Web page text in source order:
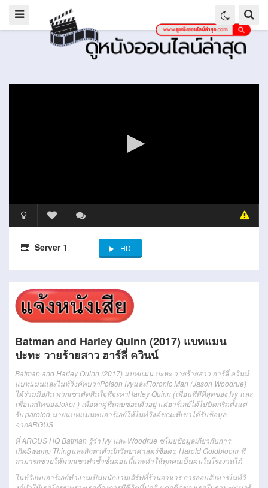
Server 1 HD
Batman and Harley Quinn (2017) แบทแมน
ปะทะ วายร้ายสาว ฮาร์ลี่ ควินน์
Batman and Harley Quinn (2017) แบทแมน ปะทะ วายร้ายสาว ฮาร์ลี่ ควินน์
แบทแมนและไนท์วิงค์พบว่าPoison IvyและFloronic Man (Jason Woodrue)
ได้ร่วมมือกัน พวกเขาตัดสินใจที่จะหาHarley Quinn (เพื่อนที่ดีที่สุดของ Ivy และ
เพื่อนสนิทของJoker ) เพื่อหาคู่ที่หลบซ่อนตัวอยู่ แต่ฮาร์เลย์ได้ไปปิดกริดตั้งแต่
รับ paroled นายแบทแมนพบฮาร์เลย์ให้ไนท์วิงค์ขณะที่เขาได้รับข้อมูล
จากARGUS
ที่ ARGUS HQ Batman รู้ว่า Ivy และ Woodrue ขโมยข้อมูลเกี่ยวกับการ
เกิดSwamp Thingและลักพาตัวนักวิทยาศาสตร์ชื่อดร. Harold Goldbloom ที่
สามารถช่วยให้พวกเขาทำซ้ำขั้นตอนนี้และทำให้ทุกคนเป็นคนในโรงงานได้
ไนท์วิงพบฮาร์เลย์ทำงานเป็นพนักงานเสิร์ฟที่ร้านอาหาร การลอบสังหารไนท์วิ